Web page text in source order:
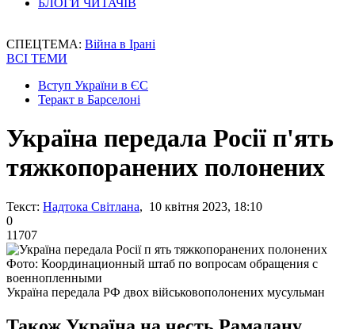
БЛОГИ ЧИТАЧІВ
СПЕЦТЕМА: Війна в Ірані
ВСІ ТЕМИ
Вступ України в ЄС
Теракт в Барселоні
Україна передала Росії п'ять
тяжкопоранених полонених
Текст: Надтока Світлана, 10 квітня 2023, 18:10
0
11707
Фото: Координационный штаб по вопросам обращения с
военнопленными
Україна передала РФ двох військовополонених мусульман